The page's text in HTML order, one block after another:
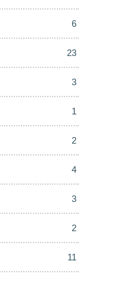
6
23
3
1
2
4
3
2
11